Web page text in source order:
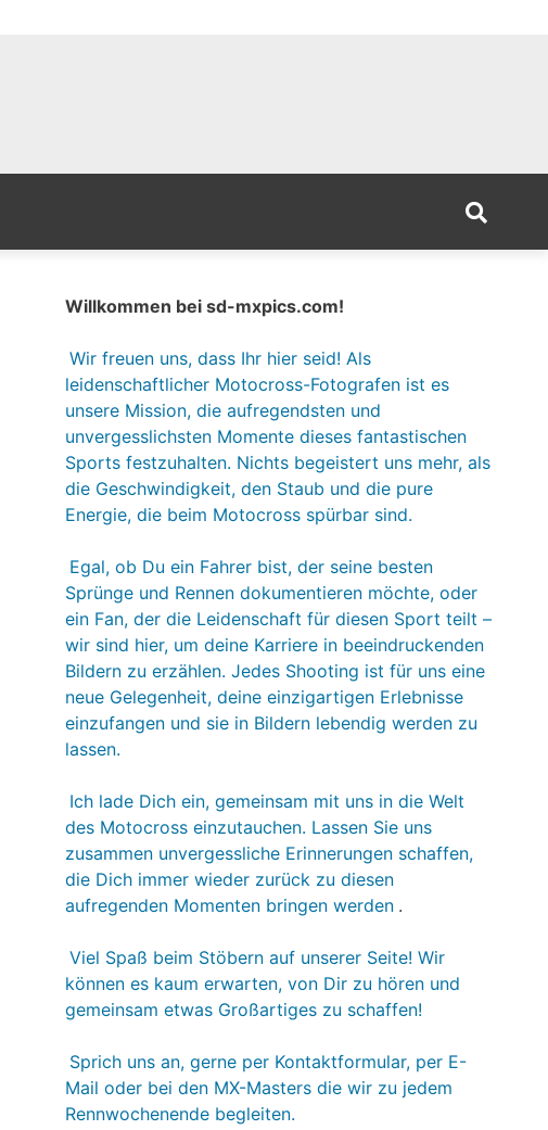
Willkommen bei sd-mxpics.com!
Wir freuen uns, dass Ihr hier seid! Als
leidenschaftlicher Motocross-Fotografen ist es
unsere Mission, die aufregendsten und
unvergesslichsten Momente dieses fantastischen
Sports festzuhalten. Nichts begeistert uns mehr, als
die Geschwindigkeit, den Staub und die pure
Energie, die beim Motocross spürbar sind.
Egal, ob Du ein Fahrer bist, der seine besten
Sprünge und Rennen dokumentieren möchte, oder
ein Fan, der die Leidenschaft für diesen Sport teilt –
wir sind hier, um deine Karriere in beeindruckenden
Bildern zu erzählen. Jedes Shooting ist für uns eine
neue Gelegenheit, deine einzigartigen Erlebnisse
einzufangen und sie in Bildern lebendig werden zu
lassen.
Ich lade Dich ein, gemeinsam mit uns in die Welt
des Motocross einzutauchen. Lassen Sie uns
zusammen unvergessliche Erinnerungen schaffen,
die Dich immer wieder zurück zu diesen
aufregenden Momenten bringen werden .
Viel Spaß beim Stöbern auf unserer Seite! Wir
können es kaum erwarten, von Dir zu hören und
gemeinsam etwas Großartiges zu schaffen!
Sprich uns an, gerne per Kontaktformular, per E-
Mail oder bei den MX-Masters die wir zu jedem
Rennwochenende begleiten.